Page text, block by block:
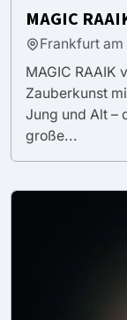
MAGIC
Frankfurt am
MAGIC RAAIK
Zauberkunst
Jung und Alt –
große...